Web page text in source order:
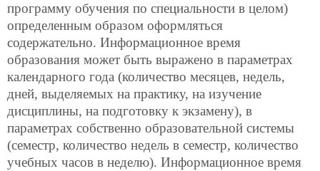
программу обучения по специальности в целом)
определенным образом оформляться
содержательно. Информационное время
образования может быть выражено в параметрах
календарного года (количество месяцев, недель,
дней, выделяемых на практику, на изучение
дисциплины, на подготовку к экзамену), в
параметрах собственно образовательной системы
(семестр, количество недель в семестр, количество
учебных часов в неделю). Информационное время